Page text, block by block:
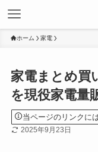
ホーム 家電
家電まとめ買
を現役家電量
当ページのリンクに
2025年9月23日